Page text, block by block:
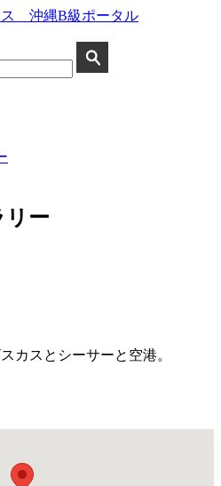
リー
カスとシーサーと空港。